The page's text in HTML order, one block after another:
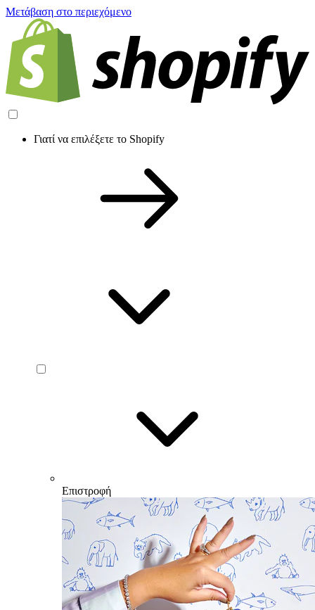
Μετάβαση στο περιεχόμενο
Γιατί να επιλέξετε το Shopify
Επιστροφή